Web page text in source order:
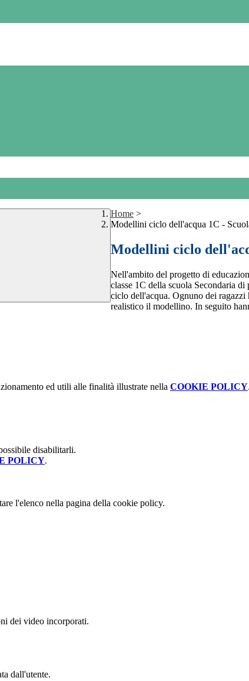
Home >
Modellini ciclo dell'acqua 1C -
Modellini ciclo
Nell'ambito del progetto di
classe 1C della scuola Secondaria
ciclo dell'acqua. Ognuno dei ragazzi
realistico il modellino. In seguito
ed utili alle finalità illustrate nella COOKIE POLICY.
disabilitarli.
POLICY.
l'elenco nella pagina della cookie policy.
dei video incorporati.
dall'utente.